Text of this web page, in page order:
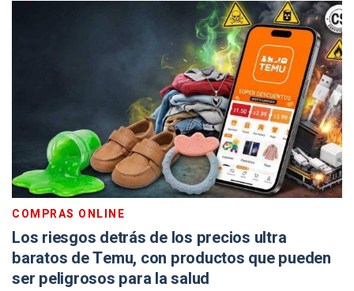
COMPRAS ONLINE
Los riesgos detrás de los precios ultra
baratos de Temu, con productos que pueden
ser peligrosos para la salud